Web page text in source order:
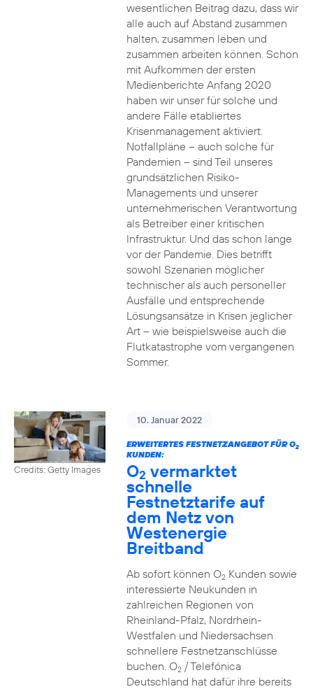
wesentlichen Beitrag dazu, dass wir
alle auch auf Abstand zusammen
halten, zusammen leben und
zusammen arbeiten können. Schon
mit Aufkommen der ersten
Medienberichte Anfang 2020
haben wir unser für solche und
andere Fälle etabliertes
Krisenmanagement aktiviert.
Notfallpläne – auch solche für
Pandemien – sind Teil unseres
grundsätzlichen Risiko-
Managements und unserer
unternehmerischen Verantwortung
als Betreiber einer kritischen
Infrastruktur. Und das schon lange
vor der Pandemie. Dies betrifft
sowohl Szenarien möglicher
technischer als auch personeller
Ausfälle und entsprechende
Lösungsansätze in Krisen jeglicher
Art – wie beispielsweise auch die
Flutkatastrophe vom vergangenen
Sommer.
Credits: Getty Images
10. Januar 2022
ERWEITERTES FESTNETZANGEBOT FÜR O2
KUNDEN:
O2 vermarktet
schnelle
Festnetztarife auf
dem Netz von
Westenergie
Breitband
Ab sofort können O2Kunden sowie
interessierte Neukunden in
zahlreichen Regionen von
Rheinland-Pfalz, Nordrhein-
Westfalen und Niedersachsen
schnellere Festnetzanschlüsse
buchen. O2/ Telefónica
Deutschland hat dafür ihre bereits